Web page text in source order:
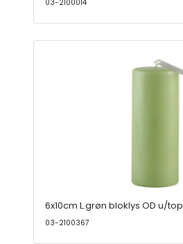
03-2100014
6x10cm L.grøn bloklys OD u/top
03-2100367